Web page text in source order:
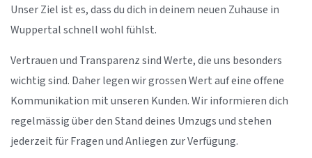
Unser Ziel ist es, dass du dich in deinem neuen Zuhause in
Wuppertal schnell wohl fühlst.
Vertrauen und Transparenz sind Werte, die uns besonders
wichtig sind. Daher legen wir grossen Wert auf eine offene
Kommunikation mit unseren Kunden. Wir informieren dich
regelmässig über den Stand deines Umzugs und stehen
jederzeit für Fragen und Anliegen zur Verfügung.